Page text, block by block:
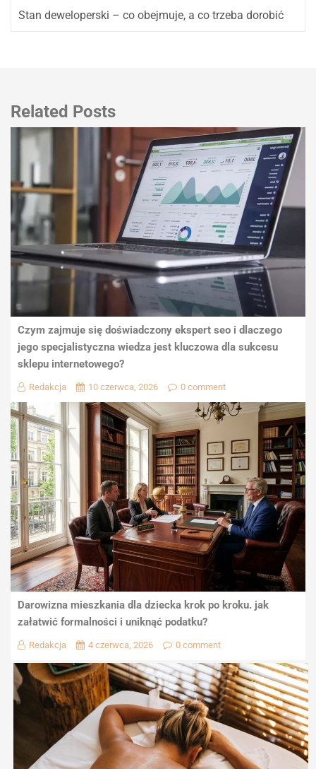
Stan deweloperski – co obejmuje, a co trzeba dorobić
Related Posts
Czym zajmuje się doświadczony ekspert seo i dlaczego
jego specjalistyczna wiedza jest kluczowa dla sukcesu
sklepu internetowego?
Redakcja 10 czerwca, 2026 0 comment
Darowizna mieszkania dla dziecka krok po kroku. jak
załatwić formalności i uniknąć podatku?
Redakcja 4 czerwca, 2026 0 comment